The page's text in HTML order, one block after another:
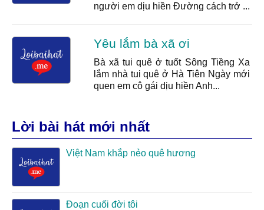
người em dịu hiền Đường cách trở ...
Yêu lắm bà xã ơi
Bà xã tui quê ở tuốt Sông Tiềng Xa
lắm nhà tui quê ở Hà Tiên Ngày mới
quen em cô gái dịu hiền Anh...
Lời bài hát mới nhất
Việt Nam khắp nẻo quê hương
Đoạn cuối đời tôi